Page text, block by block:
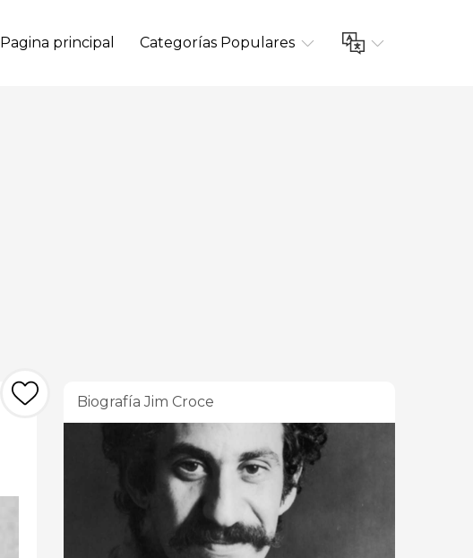
Pagina principal Categorías Populares
Biografía Jim Croce